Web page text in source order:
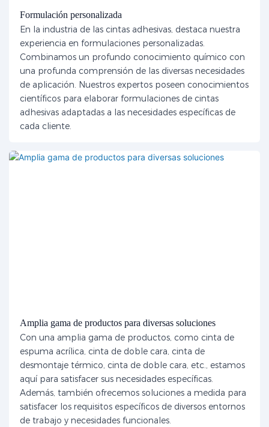
Formulación personalizada
En la industria de las cintas adhesivas, destaca nuestra
experiencia en formulaciones personalizadas.
Combinamos un profundo conocimiento químico con
una profunda comprensión de las diversas necesidades
de aplicación. Nuestros expertos poseen conocimientos
científicos para elaborar formulaciones de cintas
adhesivas adaptadas a las necesidades específicas de
cada cliente.
Amplia gama de productos para diversas soluciones
Con una amplia gama de productos, como cinta de
espuma acrílica, cinta de doble cara, cinta de
desmontaje térmico, cinta de doble cara, etc., estamos
aquí para satisfacer sus necesidades específicas.
Además, también ofrecemos soluciones a medida para
satisfacer los requisitos específicos de diversos entornos
de trabajo y necesidades funcionales.